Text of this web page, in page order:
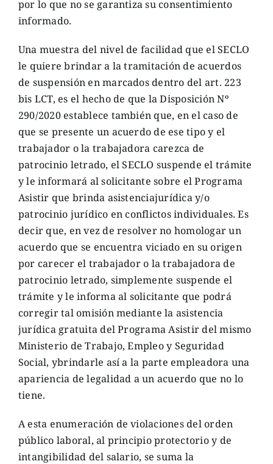
por lo que no se garantiza su consentimiento
informado.
Una muestra del nivel de facilidad que el SECLO
le quiere brindar a la tramitación de acuerdos
de suspensión en marcados dentro del art. 223
bis LCT, es el hecho de que la Disposición Nº
290/2020 establece también que, en el caso de
que se presente un acuerdo de ese tipo y el
trabajador o la trabajadora carezca de
patrocinio letrado, el SECLO suspende el trámite
y le informará al solicitante sobre el Programa
Asistir que brinda asistenciajurídica y/o
patrocinio jurídico en conflictos individuales. Es
decir que, en vez de resolver no homologar un
acuerdo que se encuentra viciado en su origen
por carecer el trabajador o la trabajadora de
patrocinio letrado, simplemente suspende el
trámite y le informa al solicitante que podrá
corregir tal omisión mediante la asistencia
jurídica gratuita del Programa Asistir del mismo
Ministerio de Trabajo, Empleo y Seguridad
Social, ybrindarle así a la parte empleadora una
apariencia de legalidad a un acuerdo que no lo
tiene.
A esta enumeración de violaciones del orden
público laboral, al principio protectorio y de
intangibilidad del salario, se suma la